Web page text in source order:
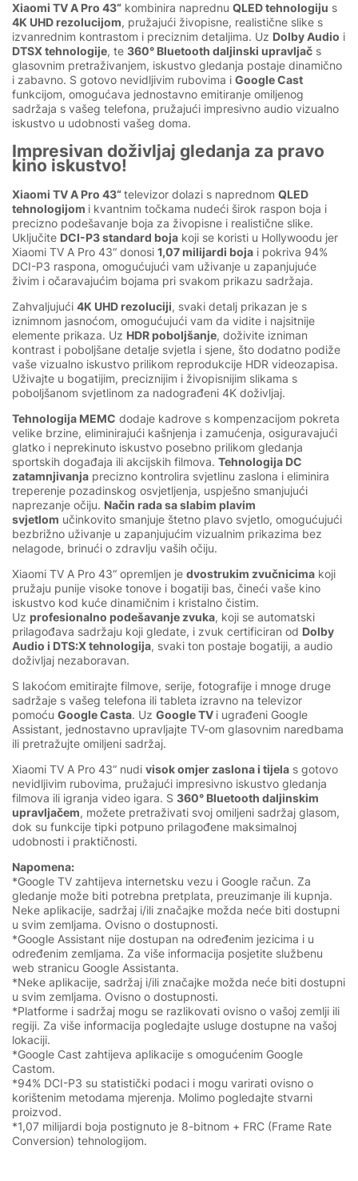
Xiaomi TV A Pro 43“ kombinira naprednu QLED tehnologiju s
4K UHD rezolucijom, pružajući živopisne, realistične slike s
izvanrednim kontrastom i preciznim detaljima. Uz Dolby Audio i
DTSX tehnologije, te 360° Bluetooth daljinski upravljač s
glasovnim pretraživanjem, iskustvo gledanja postaje dinamično
i zabavno. S gotovo nevidljivim rubovima i Google Cast
funkcijom, omogućava jednostavno emitiranje omiljenog
sadržaja s vašeg telefona, pružajući impresivno audio vizualno
iskustvo u udobnosti vašeg doma.
Impresivan doživljaj gledanja za pravo
kino iskustvo!
Xiaomi TV A Pro 43“televizor dolazi s naprednom QLED
tehnologijom i kvantnim točkama nudeći širok raspon boja i
precizno podešavanje boja za živopisne i realistične slike.
Uključite DCI-P3 standard boja koji se koristi u Hollywoodu jer
Xiaomi TV A Pro 43“ donosi 1,07 milijardi boja i pokriva 94%
DCI-P3 raspona, omogućujući vam uživanje u zapanjujuće
živim i očaravajućim bojama pri svakom prikazu sadržaja.
Zahvaljujući 4K UHD rezoluciji, svaki detalj prikazan je s
iznimnom jasnoćom, omogućujući vam da vidite i najsitnije
elemente prikaza. Uz HDR poboljšanje, doživite izniman
kontrast i poboljšane detalje svjetla i sjene, što dodatno podiže
vaše vizualno iskustvo prilikom reprodukcije HDR videozapisa.
Uživajte u bogatijim, preciznijim i živopisnijim slikama s
poboljšanom svjetlinom za nadograđeni 4K doživljaj.
Tehnologija MEMC dodaje kadrove s kompenzacijom pokreta
velike brzine, eliminirajući kašnjenja i zamućenja, osiguravajući
glatko i neprekinuto iskustvo posebno prilikom gledanja
sportskih događaja ili akcijskih filmova. Tehnologija DC
zatamnjivanja precizno kontrolira svjetlinu zaslona i eliminira
treperenje pozadinskog osvjetljenja, uspješno smanjujući
naprezanje očiju. Način rada sa slabim plavim
svjetlom učinkovito smanjuje štetno plavo svjetlo, omogućujući
bezbrižno uživanje u zapanjujućim vizualnim prikazima bez
nelagode, brinući o zdravlju vaših očiju.
Xiaomi TV A Pro 43“ opremljen je dvostrukim zvučnicima koji
pružaju punije visoke tonove i bogatiji bas, čineći vaše kino
iskustvo kod kuće dinamičnim i kristalno čistim.
Uz profesionalno podešavanje zvuka, koji se automatski
prilagođava sadržaju koji gledate, i zvuk certificiran od Dolby
Audio i DTS:X tehnologija, svaki ton postaje bogatiji, a audio
doživljaj nezaboravan.
S lakoćom emitirajte filmove, serije, fotografije i mnoge druge
sadržaje s vašeg telefona ili tableta izravno na televizor
pomoću Google Casta. Uz Google TV i ugrađeni Google
Assistant, jednostavno upravljajte TV-om glasovnim naredbama
ili pretražujte omiljeni sadržaj.
Xiaomi TV A Pro 43“ nudi visok omjer zaslona i tijela s gotovo
nevidljivim rubovima, pružajući impresivno iskustvo gledanja
filmova ili igranja video igara. S 360° Bluetooth daljinskim
upravljačem, možete pretraživati svoj omiljeni sadržaj glasom,
dok su funkcije tipki potpuno prilagođene maksimalnoj
udobnosti i praktičnosti.
Napomena:
*Google TV zahtijeva internetsku vezu i Google račun. Za
gledanje može biti potrebna pretplata, preuzimanje ili kupnja.
Neke aplikacije, sadržaj i/ili značajke možda neće biti dostupni
u svim zemljama. Ovisno o dostupnosti.
*Google Assistant nije dostupan na određenim jezicima i u
određenim zemljama. Za više informacija posjetite službenu
web stranicu Google Assistanta.
*Neke aplikacije, sadržaj i/ili značajke možda neće biti dostupni
u svim zemljama. Ovisno o dostupnosti.
*Platforme i sadržaj mogu se razlikovati ovisno o vašoj zemlji ili
regiji. Za više informacija pogledajte usluge dostupne na vašoj
lokaciji.
*Google Cast zahtijeva aplikacije s omogućenim Google
Castom.
*94% DCI-P3 su statistički podaci i mogu varirati ovisno o
korištenim metodama mjerenja. Molimo pogledajte stvarni
proizvod.
*1,07 milijardi boja postignuto je 8-bitnom + FRC (Frame Rate
Conversion) tehnologijom.